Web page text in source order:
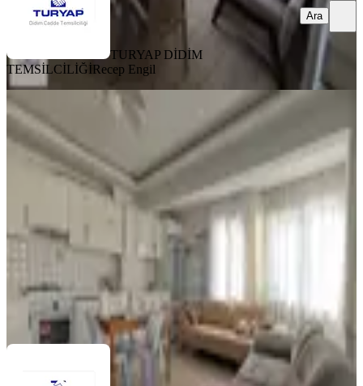
TURYAP DİDİM
TEMSİLCİLİĞİRecep Engil
Ara
Didim Çamlık'ta Denize Yürüme
Mesafesinde Daire.
Didim, Çamlık Mahallesi
2+1· 105 m² 2. Kat· 05.08.2026
5.250.000 ₺
TURYAP DİDİM TEMSİLCİLİĞİ Mehmet Ece